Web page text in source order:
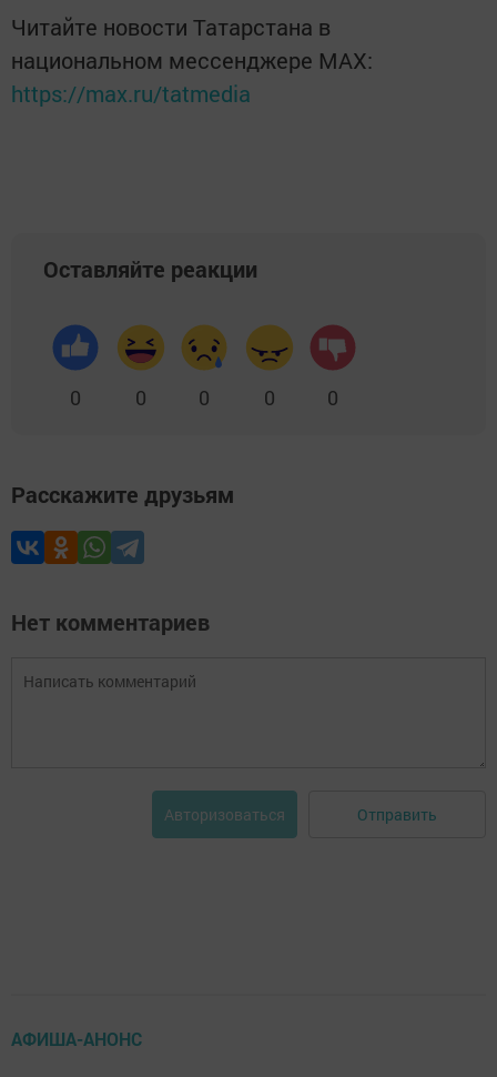
Читайте новости Татарстана в
национальном мессенджере MАХ:
https://max.ru/tatmedia
Оставляйте реакции
0 0 0 0 0
Расскажите друзьям
Нет комментариев
Авторизоваться Отправить
АФИША-АНОНС